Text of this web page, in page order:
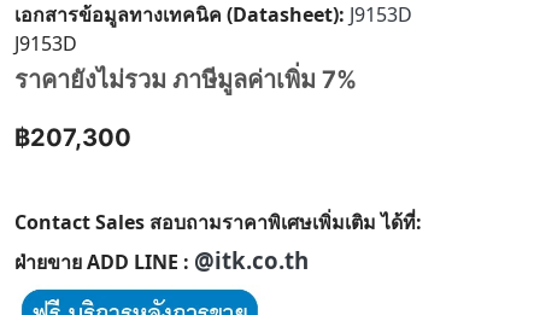
เอกสารข้อมูลทางเทคนิค (Datasheet): J9153D
J9153D
ราคายังไม่รวม ภาษีมูลค่าเพิ่ม 7%
฿207,300
Contact Sales สอบถามราคาพิเศษเพิ่มเติม ได้ที่:
ฝ่ายขาย ADD LINE : @itk.co.th